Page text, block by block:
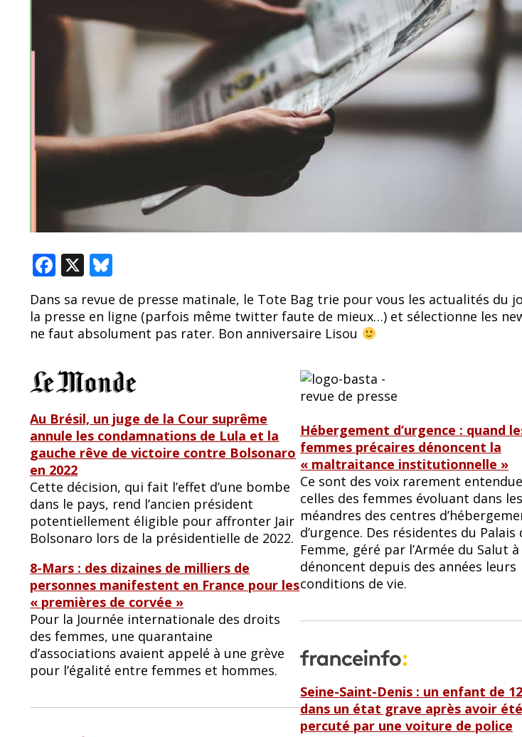
F
e
b
o
k
X
u
e
sk
Dans sa revue de presse matinale, le Tote Bag trie pour vous les actualités du
la presse en ligne (parfois même twitter faute de mieux…) et sélectionne les
ne faut absolument pas rater. Bon anniversaire Lisou
Au Brésil, un juge de la Cour suprême
annule les condamnations de Lula et la
gauche rêve de victoire contre Bolsonaro
en 2022
Cette décision, qui fait l’effet d’une bombe
dans le pays, rend l’ancien président
potentiellement éligible pour affronter Jair
Bolsonaro lors de la présidentielle de 2022.
8-Mars : des dizaines de milliers de
personnes manifestent en France pour les
« premières de corvée »
Pour la Journée internationale des droits
des femmes, une quarantaine
d’associations avaient appelé à une grève
pour l’égalité entre femmes et hommes.
Hébergement d’urgence : quand
femmes précaires dénoncent la
« maltraitance institutionnelle »
Ce sont des voix rarement
celles des femmes évoluant dans les
méandres des centres
d’urgence. Des résidentes du Palais
Femme, géré par l’Armée du Salut
dénoncent depuis des années leurs
conditions de vie.
Seine-Saint-Denis : un enfant de
dans un état grave après avoir été
percuté par une voiture de police